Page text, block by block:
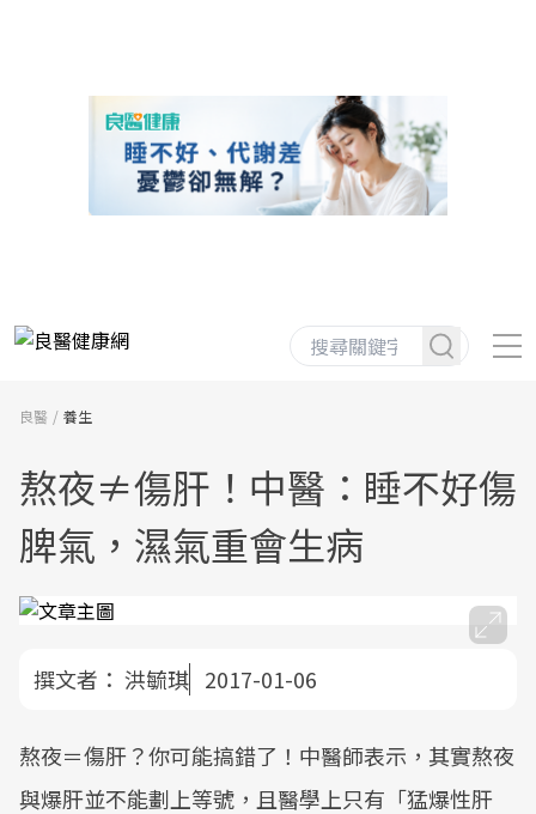
良醫 養生
熬夜≠傷肝！中醫：睡不好傷
脾氣，濕氣重會生病
撰文者： 洪毓琪 2017-01-06
熬夜＝傷肝？你可能搞錯了！中醫師表示，其實熬夜
與爆肝並不能劃上等號，且醫學上只有「猛爆性肝